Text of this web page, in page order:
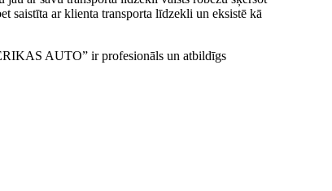
saistīta ar klienta transporta līdzekli un eksistē kā
AUTO” ir profesionāls un atbildīgs